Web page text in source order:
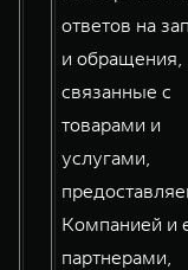
ответов на
и обращения,
связанные с
товарами и
услугами,
Компанией и
партнерами,